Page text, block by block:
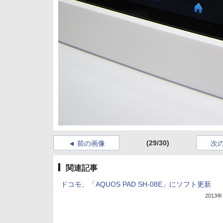
前の画像 (29/30) 次
関連記事
ドコモ、「AQUOS PAD SH-08E」にソフト更新
2013